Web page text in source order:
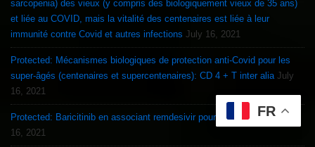
sarcopenia) des vieux (y compris des biologiquement vieux de 35 ans)
et liée au COVID, mais la vitalité des centenaires est liée à leur
immunité contre Covid et autres infections July 16, 2021
Protected: Mécanismes biologiques de protection anti-Covid pour les
super-âgés (centenaires et supercentenaires): CD 4 + T inter alia July
16, 2021
Protected: Baricitinib en associant remdesivir pour le Covid 19 ? July
16, 2021
FR